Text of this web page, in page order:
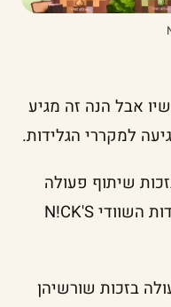
אבל הנה זה מגיע
למקררי הגלידות.
שיתוף פעולה
מיוחד בין מותג החטיפים והגלידות השוודי N!CK'S
בזכות שורשיהן